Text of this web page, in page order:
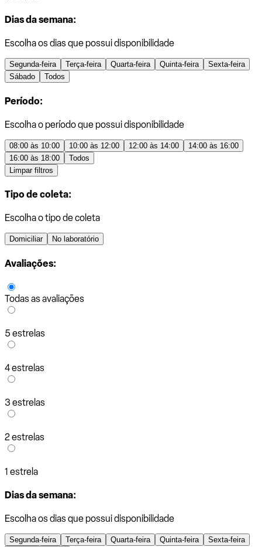
Dias da semana:
Escolha os dias que possui disponibilidade
Segunda-feira Terça-feira Quarta-feira Quinta-feira
Sexta-feira
Sábado
Todos
Período:
Escolha o período que possui disponibilidade
08:00 às 10:00 10:00 às 12:00 12:00 às 14:00
14:00 às 16:00
16:00 às 18:00
Todos
Limpar filtros
Tipo de coleta:
Escolha o tipo de coleta
Domiciliar No laboratório
Avaliações:
Todas as avaliações
5 estrelas
4 estrelas
3 estrelas
2 estrelas
1 estrela
Dias da semana:
Escolha os dias que possui disponibilidade
Segunda-feira Terça-feira Quarta-feira Quinta-feira
Sexta-feira